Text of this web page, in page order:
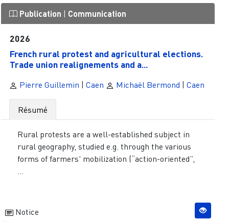
Publication Communication
2026
French rural protest and agricultural elections.
Trade union realignements and a...
Pierre Guillemin | Caen Michaël Bermond | Caen
Résumé
Rural protests are a well-established subject in
rural geography, studied e.g. through the various
forms of farmers' mobilization (“action-oriented”,
Notice